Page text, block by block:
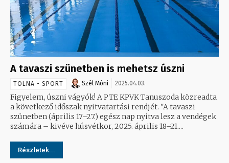
A tavaszi szünetben is mehetsz úszni
TOLNA - SPORT Szél Móni 2025.04.03.
Figyelem, úszni vágyók! A PTE KPVK Tanuszoda közreadta
a következő időszak nyitvatartási rendjét. "A tavaszi
szünetben (április 17–27.) egész nap nyitva lesz a vendégek
számára – kivéve húsvétkor, 2025. április 18–21....
Részletek...